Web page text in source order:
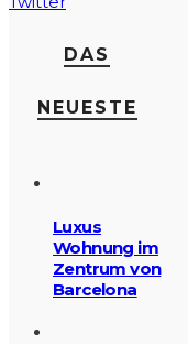
DAS
NEUESTE
Luxus
Wohnung im
Zentrum von
Barcelona